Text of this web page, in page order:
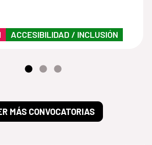
ACCESIBILIDAD / INCLUSIÓN
MÁS CONVOCATORIAS